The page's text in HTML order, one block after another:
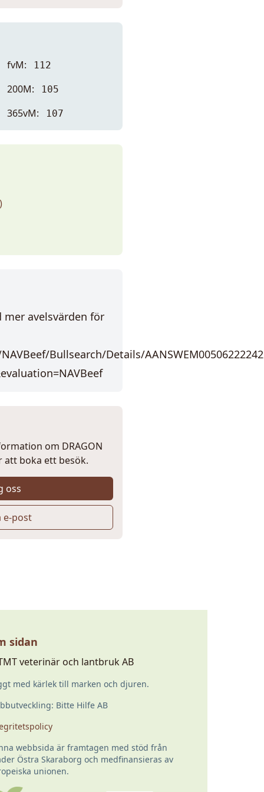
fvM: 112
200M: 105
365vM: 107
mer avelsvärden för
Bullsearch/Details/
om DRAGON
att boka ett besök.
oss
e-post
sidan
veterinär och lantbruk AB
med kärlek till marken och djuren.
Bitte Hilfe AB
webbsida är framtagen med stöd från
Östra Skaraborg och medfinansieras av
unionen.